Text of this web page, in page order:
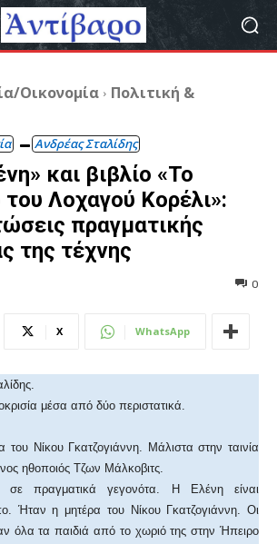
Οικονομία
Πολιτική &
Ανδρέας Σταλίδης
και βιβλίο «Το
Λοχαγού Κορέλι»:
πραγματικής
της τέχνης
0
X WhatsApp
μέσα από δύο περιστατικά.
του Νίκου Γκατζογιάννη. Μάλιστα στην ταινία
ηθοποιός Τζων Μάλκοβιτς.
σε πραγματικά γεγονότα. Η Ελένη είναι
Ήταν η μητέρα του Νίκου Γκατζογιάννη. Οι
όλα τα παιδιά από το χωριό της στην Ήπειρο